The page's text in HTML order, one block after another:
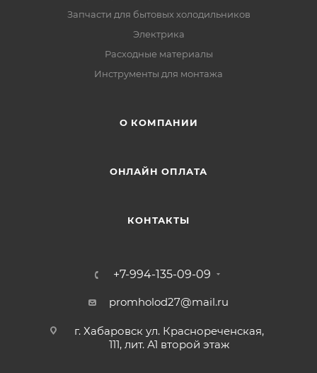
Запчасти для бытовых холодильников
Электрика
Расходные материалы
Инструменты для монтажа
О КОМПАНИИ
ОНЛАЙН ОПЛАТА
КОНТАКТЫ
+7-994-135-09-09
promholod27@mail.ru
г. Хабаровск ул. Краснореченская,
111, лит. А1 второй этаж